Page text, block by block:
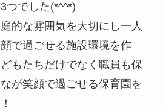
つでした(*^^*)
的な雰囲気を大切にし一人
で過ごせる施設環境を作
もたちだけでなく職員も保
が笑顔で過ごせる保育園を